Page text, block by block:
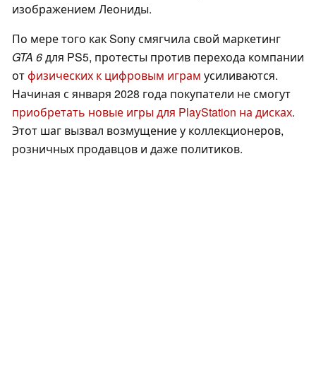
изображением Леониды.
По мере того как Sony смягчила свой маркетинг
GTA 6для PS5, протесты против перехода компании
отфизических к цифровым играм усиливаются.
Начиная с января 2028 года покупатели не смогут
приобретать новые игры для PlayStation на дисках.
Этот шаг вызвал возмущение у коллекционеров,
розничных продавцов и даже политиков.